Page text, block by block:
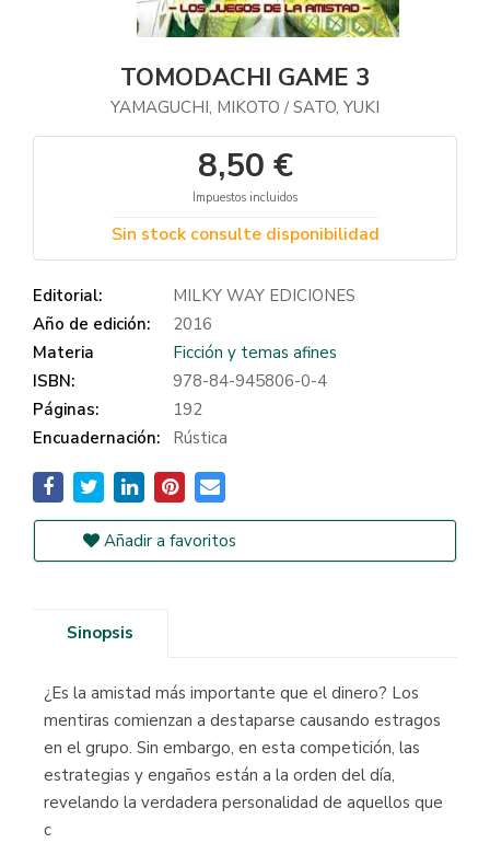
TOMODACHI GAME 3
YAMAGUCHI, MIKOTO / SATO, YUKI
8,50 €
Impuestos incluidos
Sin stock consulte disponibilidad
Editorial:
MILKY WAY EDICIONES
Año de edición:
2016
Materia
Ficción y temas afines
ISBN:
978-84-945806-0-4
Páginas:
192
Encuadernación:
Rústica
Añadir a favoritos
Sinopsis
¿Es la amistad más importante que el dinero? Los
mentiras comienzan a destaparse causando estragos
en el grupo. Sin embargo, en esta competición, las
estrategias y engaños están a la orden del día,
revelando la verdadera personalidad de aquellos que
c